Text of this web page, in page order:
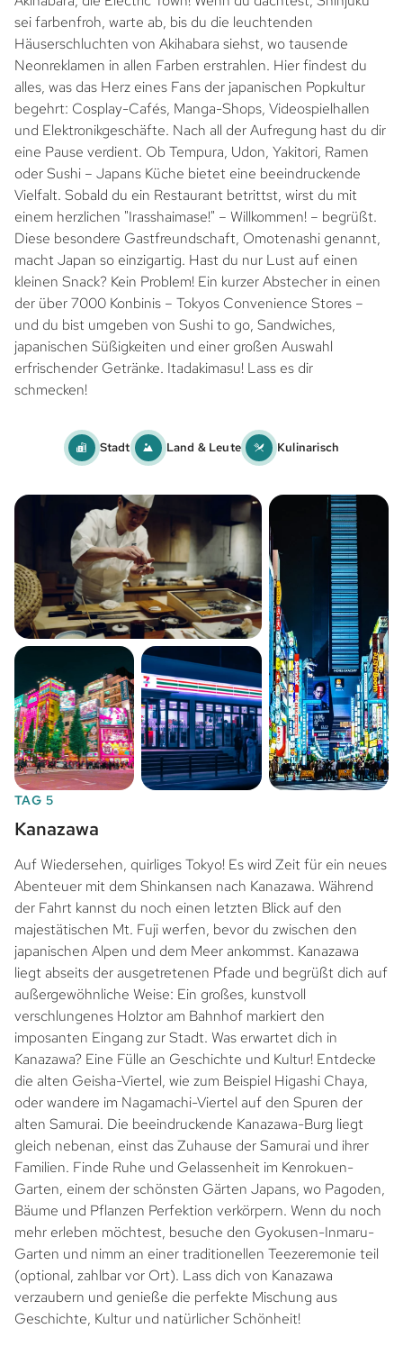
sei farbenfroh, warte ab, bis du die leuchtenden
Häuserschluchten von Akihabara siehst, wo tausende
Neonreklamen in allen Farben erstrahlen. Hier findest du
alles, was das Herz eines Fans der japanischen Popkultur
begehrt: Cosplay-Cafés, Manga-Shops, Videospielhallen
und Elektronikgeschäfte. Nach all der Aufregung hast du dir
eine Pause verdient. Ob Tempura, Udon, Yakitori, Ramen
oder Sushi – Japans Küche bietet eine beeindruckende
Vielfalt. Sobald du ein Restaurant betrittst, wirst du mit
einem herzlichen "Irasshaimase!" – Willkommen! – begrüßt.
Diese besondere Gastfreundschaft, Omotenashi genannt,
macht Japan so einzigartig. Hast du nur Lust auf einen
kleinen Snack? Kein Problem! Ein kurzer Abstecher in einen
der über 7000 Konbinis – Tokyos Convenience Stores –
und du bist umgeben von Sushi to go, Sandwiches,
japanischen Süßigkeiten und einer großen Auswahl
erfrischender Getränke. Itadakimasu! Lass es dir
schmecken!
Stadt Land & Leute Kulinarisch
TAG 5
Kanazawa
Auf Wiedersehen, quirliges Tokyo! Es wird Zeit für ein neues
Abenteuer mit dem Shinkansen nach Kanazawa. Während
der Fahrt kannst du noch einen letzten Blick auf den
majestätischen Mt. Fuji werfen, bevor du zwischen den
japanischen Alpen und dem Meer ankommst. Kanazawa
liegt abseits der ausgetretenen Pfade und begrüßt dich auf
außergewöhnliche Weise: Ein großes, kunstvoll
verschlungenes Holztor am Bahnhof markiert den
imposanten Eingang zur Stadt. Was erwartet dich in
Kanazawa? Eine Fülle an Geschichte und Kultur! Entdecke
die alten Geisha-Viertel, wie zum Beispiel Higashi Chaya,
oder wandere im Nagamachi-Viertel auf den Spuren der
alten Samurai. Die beeindruckende Kanazawa-Burg liegt
gleich nebenan, einst das Zuhause der Samurai und ihrer
Familien. Finde Ruhe und Gelassenheit im Kenrokuen-
Garten, einem der schönsten Gärten Japans, wo Pagoden,
Bäume und Pflanzen Perfektion verkörpern. Wenn du noch
mehr erleben möchtest, besuche den Gyokusen-Inmaru-
Garten und nimm an einer traditionellen Teezeremonie teil
(optional, zahlbar vor Ort). Lass dich von Kanazawa
verzaubern und genieße die perfekte Mischung aus
Geschichte, Kultur und natürlicher Schönheit!